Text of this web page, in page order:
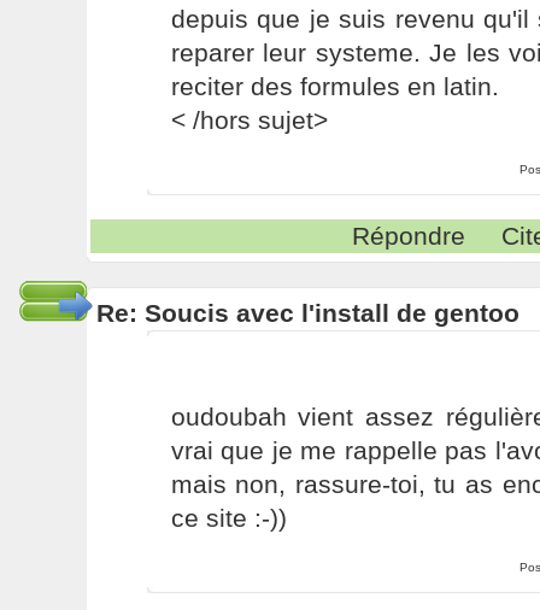
depuis que je suis revenu
reparer leur systeme. Je les
reciter des formules en latin.
< /hors sujet>
Répondre
Re: Soucis avec l'install de gentoo
oudoubah vient assez
vrai que je me rappelle pas
mais non, rassure-toi, tu as
ce site :-))